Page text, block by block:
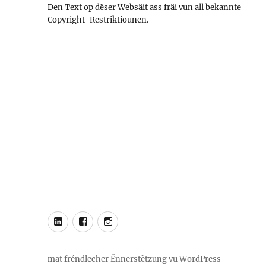
Den Text op dëser Websäit ass fräi vun all bekannte
Copyright-Restriktiounen.
Eis
Eis
Eis
mat fréndlecher Ënnerstëtzung vu WordPress